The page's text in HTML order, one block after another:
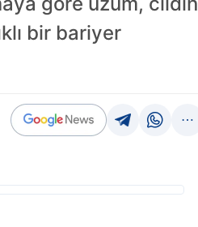
bir bariyer